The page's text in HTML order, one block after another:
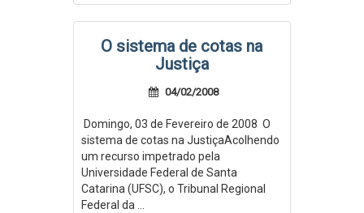
O sistema de cotas na
Justiça
04/02/2008
Domingo, 03 de Fevereiro de 2008 O
sistema de cotas na JustiçaAcolhendo
um recurso impetrado pela
Universidade Federal de Santa
Catarina (UFSC), o Tribunal Regional
Federal da ...